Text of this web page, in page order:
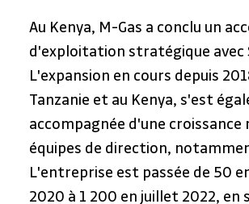
Au Kenya, M-Gas a conclu un
d'exploitation stratégique avec
L'expansion en cours depuis
Tanzanie et au Kenya, s'est
accompagnée d'une croissance
équipes de direction,
L'entreprise est passée de 50
2020 à 1 200 en juillet 2022, en